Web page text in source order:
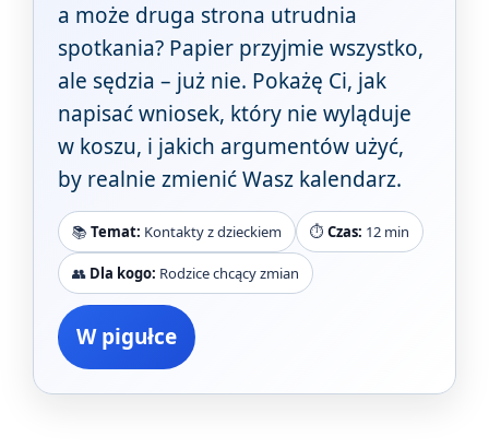
a może druga strona utrudnia
spotkania? Papier przyjmie wszystko,
ale sędzia – już nie. Pokażę Ci, jak
napisać wniosek, który nie wyląduje
w koszu, i jakich argumentów użyć,
by realnie zmienić Wasz kalendarz.
📚Temat: Kontakty z dzieckiem ⏱️ Czas: 12 min
👥 Dla kogo: Rodzice chcący zmian
W pigułce